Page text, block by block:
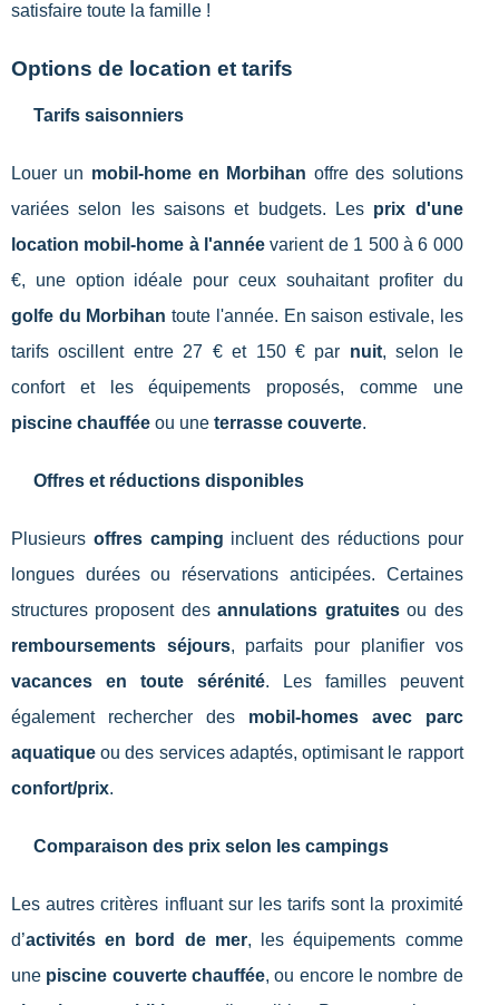
satisfaire toute la famille !
Options de location et tarifs
Tarifs saisonniers
Louer un mobil-home en Morbihan offre des solutions
variées selon les saisons et budgets. Les prix d'une
location mobil-home à l'année varient de 1 500 à 6 000
€, une option idéale pour ceux souhaitant profiter du
golfe du Morbihan toute l'année. En saison estivale, les
tarifs oscillent entre 27 € et 150 € par nuit, selon le
confort et les équipements proposés, comme une
piscine chauffée ou une terrasse couverte.
Offres et réductions disponibles
Plusieurs offres camping incluent des réductions pour
longues durées ou réservations anticipées. Certaines
structures proposent desannulations gratuitesou des
remboursements séjours, parfaits pour planifier vos
vacances en toute sérénité. Les familles peuvent
également rechercher des mobil-homes avec parc
aquatique ou des services adaptés, optimisant le rapport
confort/prix.
Comparaison des prix selon les campings
Les autres critères influant sur les tarifs sont la proximité
d’activités en bord de mer, les équipements comme
une piscine couverte chauffée, ou encore le nombre de